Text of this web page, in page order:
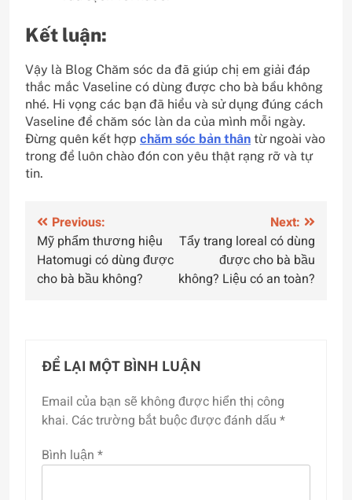
Kết luận:
Vậy là Blog Chăm sóc da đã giúp chị em giải đáp
thắc mắc Vaseline có dùng được cho bà bầu không
nhé. Hi vọng các bạn đã hiểu và sử dụng đúng cách
Vaseline để chăm sóc làn da của mình mỗi ngày.
Đừng quên kết hợp chăm sóc bản thân từ ngoài vào
trong để luôn chào đón con yêu thật rạng rỡ và tự
tin.
Điều
hướng
bài
Previous:
Mỹ phẩm thương hiệu
Hatomugi có dùng được
cho bà bầu không?
Next:
Tẩy trang loreal có dùng
được cho bà bầu
không? Liệu có an toàn?
ĐỂ LẠI MỘT BÌNH LUẬN
Email của bạn sẽ không được hiển thị công
khai. Các trường bắt buộc được đánh dấu *
Bình luận *